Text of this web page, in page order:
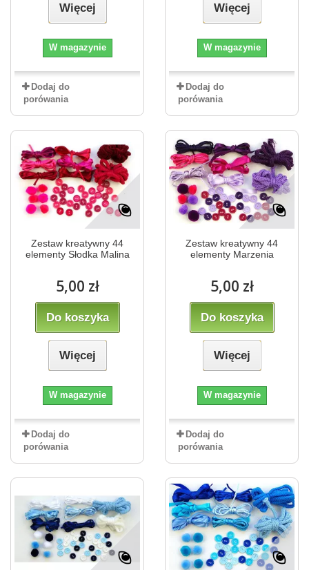
Więcej
W magazynie
Dodaj do
porówania
Więcej
W magazynie
Dodaj do
porówania
Zestaw kreatywny 44
elementy Słodka Malina
5,00 zł
Do koszyka
Więcej
W magazynie
Dodaj do
porówania
Zestaw kreatywny 44
elementy Marzenia
5,00 zł
Do koszyka
Więcej
W magazynie
Dodaj do
porówania